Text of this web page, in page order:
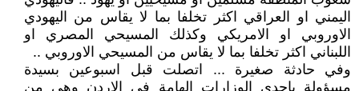
اليمني او العراقي اكثر تخلفا بما لا يقاس من اليهودي
الاوروبي او الامريكي وكذلك المسيحي المصري او
اللبناني اكثر تخلفا بما لا يقاس من المسيحي الاوروبي ..
وفي حادثة صغيرة ... اتصلت قبل اسبوعين بسيدة
مسؤولة باحدى الوزارات الهامة في الاردن وهي من